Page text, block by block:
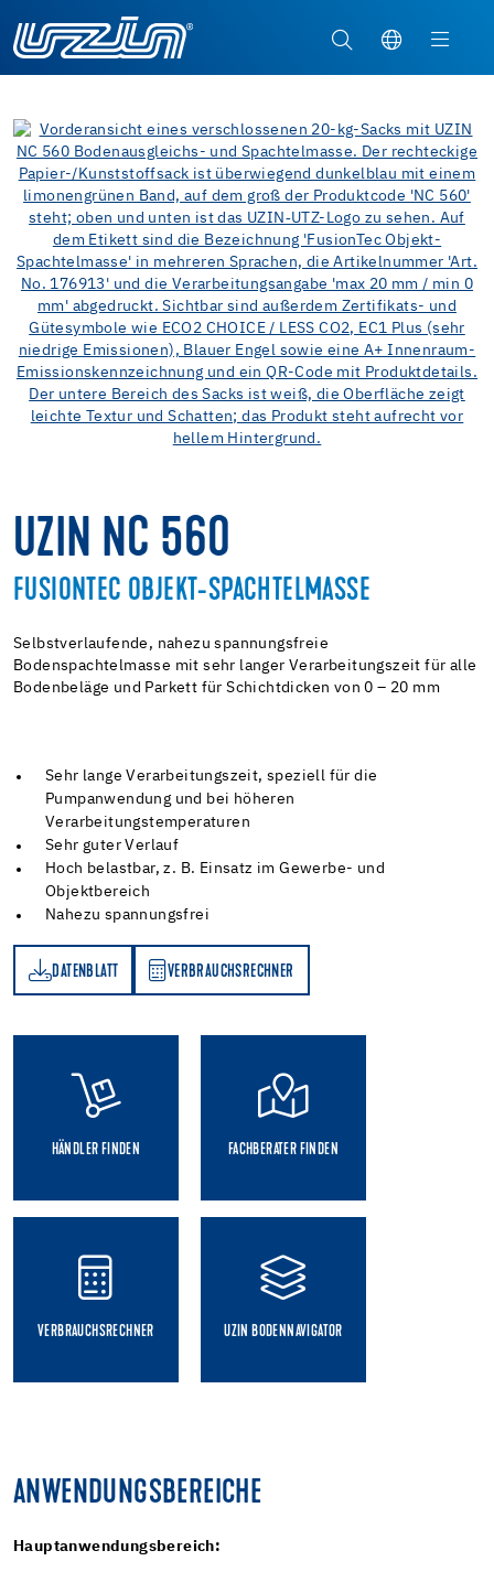
UZIN NC 560
FUSIONTEC OBJEKT-SPACHTELMASSE
Selbstverlaufende, nahezu spannungsfreie
Bodenspachtelmasse mit sehr langer Verarbeitungszeit für alle
Bodenbeläge und Parkett für Schichtdicken von 0 – 20 mm
Sehr lange Verarbeitungszeit, speziell für die
Pumpanwendung und bei höheren
Verarbeitungstemperaturen
Sehr guter Verlauf
Hoch belastbar, z. B. Einsatz im Gewerbe- und
Objektbereich
Nahezu spannungsfrei
DATENBLATT VERBRAUCHSRECHNER
HÄNDLER FINDEN FACHBERATER FINDEN
VERBRAUCHSRECHNER UZIN BODENNAVIGATOR
ANWENDUNGSBEREICHE
Hauptanwendungsbereich: